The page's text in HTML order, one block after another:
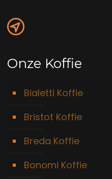
Onze Koffie
Bialetti Koffie
Bristot Koffie
Breda Koffie
Bonomi Koffie